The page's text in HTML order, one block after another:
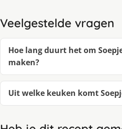
Veelgestelde vragen
Hoe lang duurt het om
maken?
Uit welke keuken komt